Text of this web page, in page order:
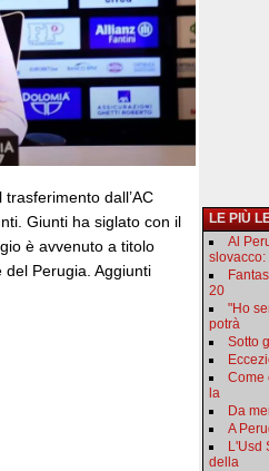
dall’AC
Giunti ha siglato con il
è avvenuto a titolo
Perugia. Aggiunti
LE PIÙ
Al
slovacco:
20
"Ho
potrà
Sotto
Come
la
Da
A
L'Usd
della